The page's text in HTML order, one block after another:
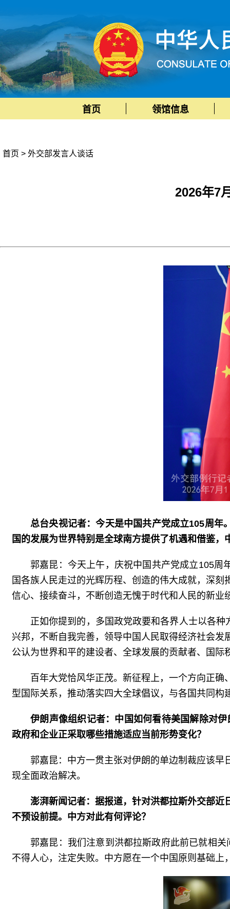
首页 领馆信息
首页 > 外交部发言人谈话
2026年7
总台央视记者：今天是中国共产党成立105周年
国的发展为世界特别是全球南方提供了机遇和借鉴
郭嘉昆：今天上午，庆祝中国共产党成立105周
国各族人民走过的光辉历程、创造的伟大成就，深
信心、接续奋斗，不断创造无愧于时代和人民的新业
正如你提到的，多国政党政要和各界人士以各
兴邦，不断自我完善，领导中国人民取得经济社会
公认为世界和平的建设者、全球发展的贡献者、国际
百年大党恰风华正茂。新征程上，一个方向正
型国际关系，推动落实四大全球倡议，与各国共同
伊朗声像组织记者：中国如何看待美国解除对
政府和企业正采取哪些措施适应当前形势变化？
郭嘉昆：中方一贯主张对伊朗的单边制裁应该
现全面政治解决。
澎湃新闻记者：据报道，针对洪都拉斯外交部
不预设前提。中方对此有何评论？
郭嘉昆：我们注意到洪都拉斯政府此前已就相
不得人心，注定失败。中方愿在一个中国原则基础